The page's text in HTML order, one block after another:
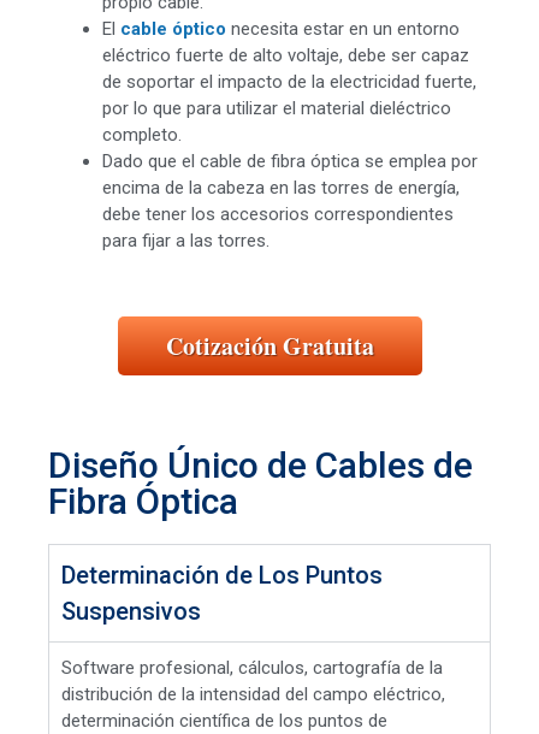
El cable óptico necesita estar en un entorno
eléctrico fuerte de alto voltaje, debe ser capaz
de soportar el impacto de la electricidad fuerte,
por lo que para utilizar el material dieléctrico
completo.
Dado que el cable de fibra óptica se emplea por
encima de la cabeza en las torres de energía,
debe tener los accesorios correspondientes
para fijar a las torres.
Cotización Gratuita
Diseño Único de Cables de
Fibra Óptica
Determinación de Los Puntos
Suspensivos
Software profesional, cálculos, cartografía de la
distribución de la intensidad del campo eléctrico,
determinación científica de los puntos de